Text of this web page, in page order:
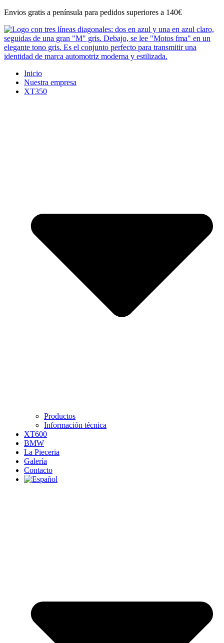
Ir
contenido
Envios gratis a península para pedidos superiores a 140€
Inicio
Nuestra empresa
XT350
Productos
Información técnica
XT600
BMW
La Pieceria
Galería
Contacto